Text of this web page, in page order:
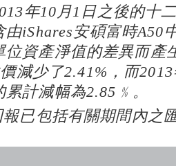
年10月1日之後的十
由iShares安碩富時A50
位資產淨值的差異而產
減少了2.41%，而
計減幅為2.85﹪。
已包括有關期間內之